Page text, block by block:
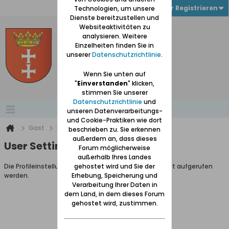
Anmelden oder Registrieren
Gast Benutzereinstellungen
User Settings
Die Profileinstellungen können als Gastbenutzer nicht aufgerufen
werden.
Technologien, um unsere
Dienste bereitzustellen und
Websiteaktivitäten zu
analysieren. Weitere
Einzelheiten finden Sie in
unsererDatenschutzrichtlinie.
Wenn Sie unten auf
"Einverstanden" klicken,
stimmen Sie unserer
Datenschutzrichtlinie und
unseren Datenverarbeitungs-
und Cookie-Praktiken wie dort
beschrieben zu. Sie erkennen
außerdem an, dass dieses
Forum möglicherweise
außerhalb Ihres Landes
gehostet wird und Sie der
Erhebung, Speicherung und
Verarbeitung Ihrer Daten in
dem Land, in dem dieses Forum
gehostet wird, zustimmen.